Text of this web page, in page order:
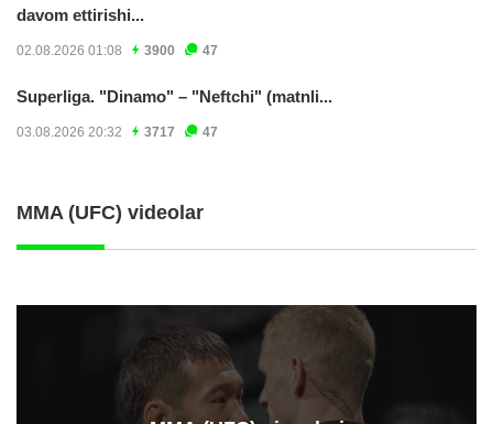
davom ettirishi...
02.08.2026 01:08 3900 47
Superliga. "Dinamo" – "Neftchi" (matnli...
03.08.2026 20:32 3717 47
MMA (UFC) videolar